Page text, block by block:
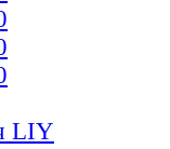
LIY